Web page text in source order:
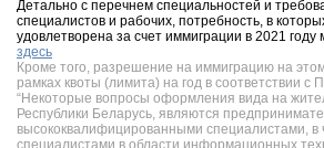
Детально с перечнем специальностей и
специалистов и рабочих, потребность, в
удовлетворена за счет иммиграции в 2021 году
здесь
Кроме того, разрешение на иммиграцию на
рамках квоты (лимита) на год в соответствии
“Некоторые вопросы оформления вида на
Республики Беларусь, являются
высококвалифицированными специалистами, в
специалистами в области информационных